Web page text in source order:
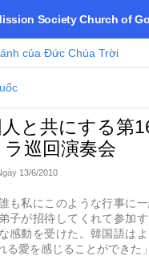
Society Church of
của Đức Chúa Trời
と共にする第
巡回演奏会
13/6/2010
も私にこのような行事に
子が招待してくれて参加
感動を受けた。韓国語は
る愛を感じることができた」